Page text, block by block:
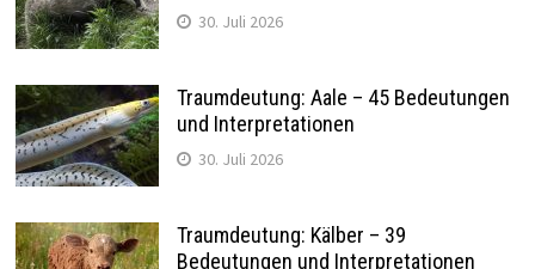
30. Juli 2026
Traumdeutung: Aale – 45 Bedeutungen
und Interpretationen
30. Juli 2026
Traumdeutung: Kälber – 39
Bedeutungen und Interpretationen